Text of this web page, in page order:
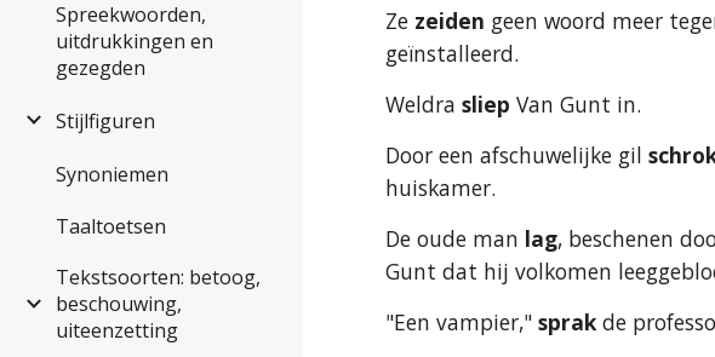
Spreekwoorden,
uitdrukkingen en
gezegden
Stijlfiguren
Synoniemen
Taaltoetsen
Tekstsoorten: betoog,
beschouwing,
uiteenzetting
Ze zeiden geen woord meer
geïnstalleerd.
Weldra sliep Van Gunt in.
Door een afschuwelijke gil
huiskamer.
De oude man lag, beschenen
Gunt dat hij volkomen
"Een vampier," sprak de